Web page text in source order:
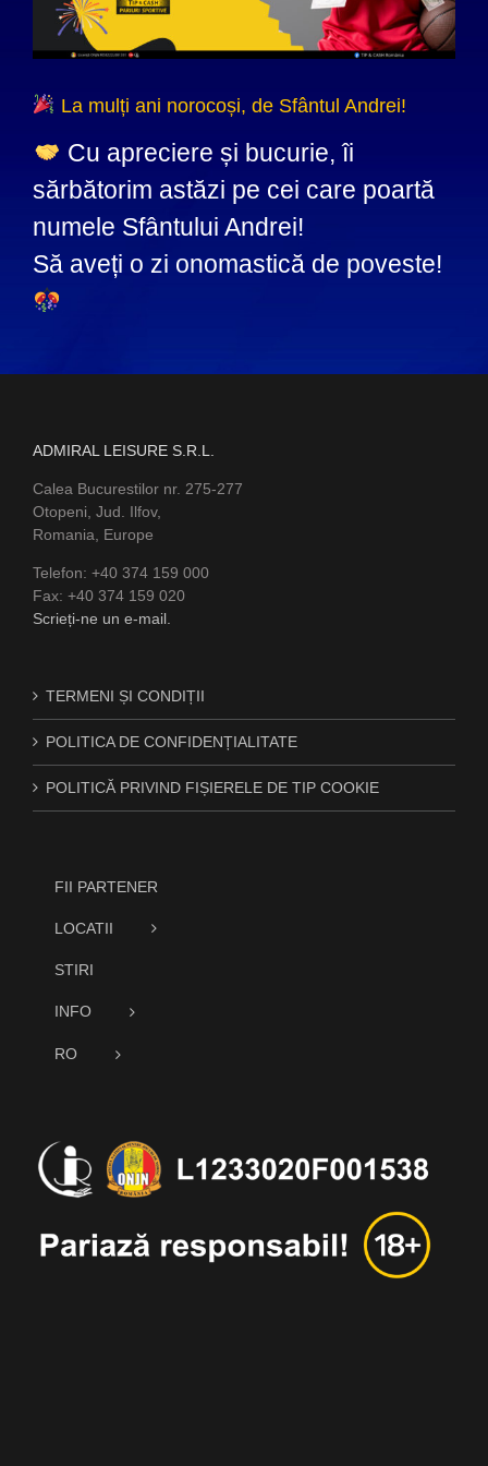
La mulți ani norocoși, de Sfântul Andrei!
Cu apreciere și bucurie, îi
sărbătorim astăzi pe cei care poartă
numele Sfântului Andrei!
Să aveți o zi onomastică de poveste!
ADMIRAL LEISURE S.R.L.
Calea Bucurestilor nr. 275-277
Otopeni, Jud. Ilfov,
Romania, Europe
Telefon: +40 374 159 000
Fax: +40 374 159 020
Scrieți-ne un e-mail.
TERMENI ȘI CONDIȚII
POLITICA DE CONFIDENȚIALITATE
POLITICĂ PRIVIND FIȘIERELE DE TIP COOKIE
FII PARTENER
LOCATII
STIRI
INFO
RO